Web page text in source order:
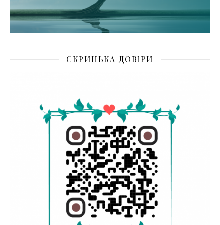
СКРИНЬКА ДОВІРИ